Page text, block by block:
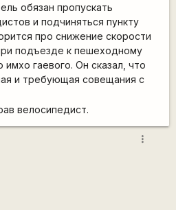
обязан пропускать
и подчиняться пункту
про снижение скорости
подъезде к пешеходному
гаевого. Он сказал, что
и требующая совещания с
велосипедист.
more_vert